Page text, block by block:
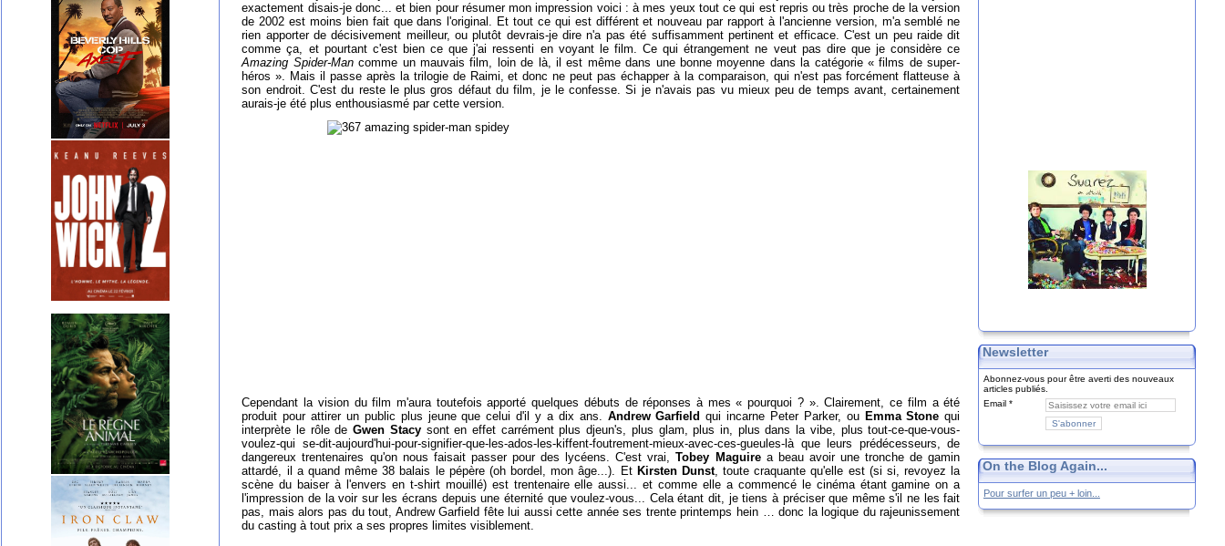
exactement disais-je donc... et bien pour résumer mon impression voici : à mes yeux tout ce qui est repris ou très proche de la version
de 2002 est moins bien fait que dans l'original. Et tout ce qui est différent et nouveau par rapport à l'ancienne version, m'a semblé ne
rien apporter de décisivement meilleur, ou plutôt devrais-je dire n'a pas été suffisamment pertinent et efficace. C'est un peu raide dit
comme ça, et pourtant c'est bien ce que j'ai ressenti en voyant le film. Ce qui étrangement ne veut pas dire que je considère ce
Amazing Spider-Mancomme un mauvais film, loin de là, il est même dans une bonne moyenne dans la catégorie « films de super-
héros ». Mais il passe après la trilogie de Raimi, et donc ne peut pas échapper à la comparaison, qui n'est pas forcément flatteuse à
son endroit. C'est du reste le plus gros défaut du film, je le confesse. Si je n'avais pas vu mieux peu de temps avant, certainement
aurais-je été plus enthousiasmé par cette version.
Cependant la vision du film m'aura toutefois apporté quelques débuts de réponses à mes « pourquoi ? ». Clairement, ce film a été
produit pour attirer un public plus jeune que celui d'il y a dix ans. Andrew Garfield qui incarne Peter Parker, ou Emma Stone qui
interprète le rôle deGwen Stacysont en effet carrément plus djeun's, plus glam, plus in, plus dans la vibe, plus tout-ce-que-vous-
voulez-qui se-dit-aujourd'hui-pour-signifier-que-les-ados-les-kiffent-foutrement-mieux-avec-ces-gueules-là que leurs prédécesseurs, de
dangereux trentenaires qu'on nous faisait passer pour des lycéens. C'est vrai,Tobey Maguirea beau avoir une tronche de gamin
attardé, il a quand même 38 balais le pépère (oh bordel, mon âge...). Et Kirsten Dunst, toute craquante qu'elle est (si si, revoyez la
scène du baiser à l'envers en t-shirt mouillé) est trentenaire elle aussi... et comme elle a commencé le cinéma étant gamine on a
l'impression de la voir sur les écrans depuis une éternité que voulez-vous... Cela étant dit, je tiens à préciser que même s'il ne les fait
pas, mais alors pas du tout, Andrew Garfield fête lui aussi cette année ses trente printemps hein … donc la logique du rajeunissement
du casting à tout prix a ses propres limites visiblement.
Newsletter
Abonnez-vous pour être averti des nouveaux
articles publiés.
Email
On the Blog Again...
Pour surfer un peu + loin...